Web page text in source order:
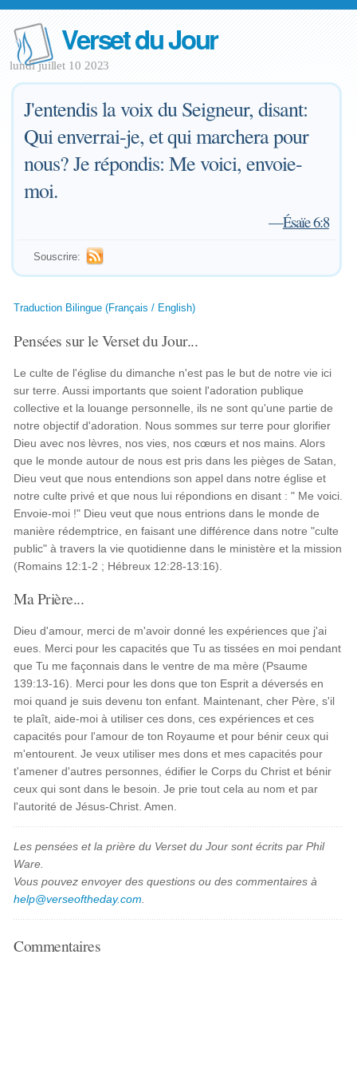
Verset du Jour
lundi juillet 10 2023
J'entendis la voix du Seigneur, disant:
Qui enverrai-je, et qui marchera pour
nous? Je répondis: Me voici, envoie-
moi.
—Ésaïe 6:8
Souscrire:
Traduction Bilingue (Français / English)
Pensées sur le Verset du Jour...
Le culte de l'église du dimanche n'est pas le but de notre vie ici
sur terre. Aussi importants que soient l'adoration publique
collective et la louange personnelle, ils ne sont qu'une partie de
notre objectif d'adoration. Nous sommes sur terre pour glorifier
Dieu avec nos lèvres, nos vies, nos cœurs et nos mains. Alors
que le monde autour de nous est pris dans les pièges de Satan,
Dieu veut que nous entendions son appel dans notre église et
notre culte privé et que nous lui répondions en disant : " Me voici.
Envoie-moi !" Dieu veut que nous entrions dans le monde de
manière rédemptrice, en faisant une différence dans notre "culte
public" à travers la vie quotidienne dans le ministère et la mission
(Romains 12:1-2 ; Hébreux 12:28-13:16).
Ma Prière...
Dieu d'amour, merci de m'avoir donné les expériences que j'ai
eues. Merci pour les capacités que Tu as tissées en moi pendant
que Tu me façonnais dans le ventre de ma mère (Psaume
139:13-16). Merci pour les dons que ton Esprit a déversés en
moi quand je suis devenu ton enfant. Maintenant, cher Père, s'il
te plaît, aide-moi à utiliser ces dons, ces expériences et ces
capacités pour l'amour de ton Royaume et pour bénir ceux qui
m'entourent. Je veux utiliser mes dons et mes capacités pour
t'amener d'autres personnes, édifier le Corps du Christ et bénir
ceux qui sont dans le besoin. Je prie tout cela au nom et par
l'autorité de Jésus-Christ. Amen.
Les pensées et la prière du Verset du Jour sont écrits par Phil
Ware.
Vous pouvez envoyer des questions ou des commentaires à
help@verseoftheday.com
Commentaires